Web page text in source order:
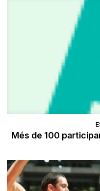
Més de 100